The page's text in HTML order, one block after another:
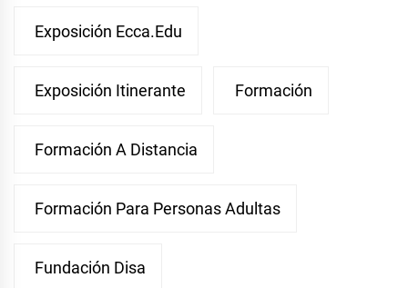
Exposición Ecca.edu
Exposición Itinerante Formación
Formación A Distancia
Formación Para Personas Adultas
Fundación Disa